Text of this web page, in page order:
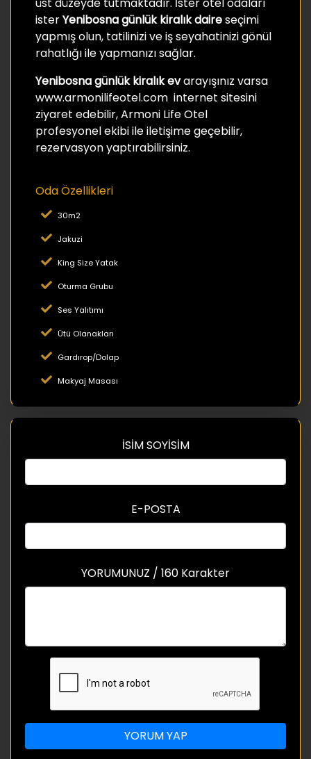
isterYenibosna günlük kiralık daireseçimi
yapmış olun, tatilinizi ve iş seyahatinizi gönül
rahatlığı ile yapmanızı sağlar.
Yenibosna günlük kiralık evarayışınız varsa
www.armonilifeotel.com internet sitesini
ziyaret edebilir, Armoni Life Otel
profesyonel ekibi ile iletişime geçebilir,
rezervasyon yaptırabilirsiniz.
Oda Özellikleri
30m2
Jakuzi
King Size Yatak
Oturma Grubu
Ses Yalıtımı
Ütü Olanakları
Gardırop/Dolap
Makyaj Masası
İSİM SOYİSİM
E-POSTA
YORUMUNUZ / 160 Karakter
YORUM YAP